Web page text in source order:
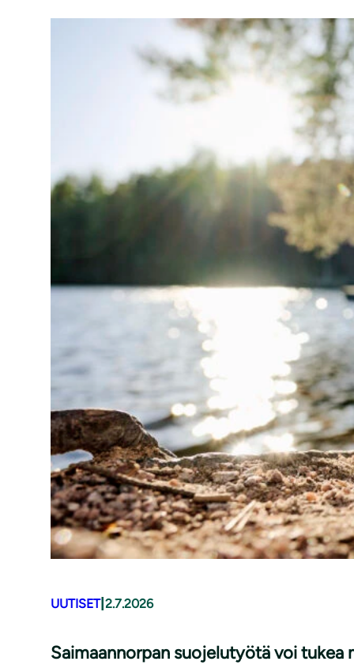
UUTISET| 2.7.2026
Saimaannorpan suojelutyötä voi tukea